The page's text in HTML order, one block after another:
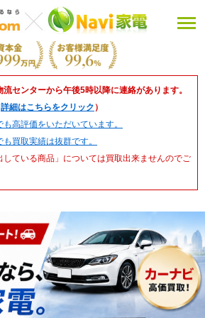
センターから午後5時以降に連絡があります。
詳細はこちらをクリック ）
も高評価をいただいています。
も買取実績は抜群です。
している商品」については買取出来ませんのでご